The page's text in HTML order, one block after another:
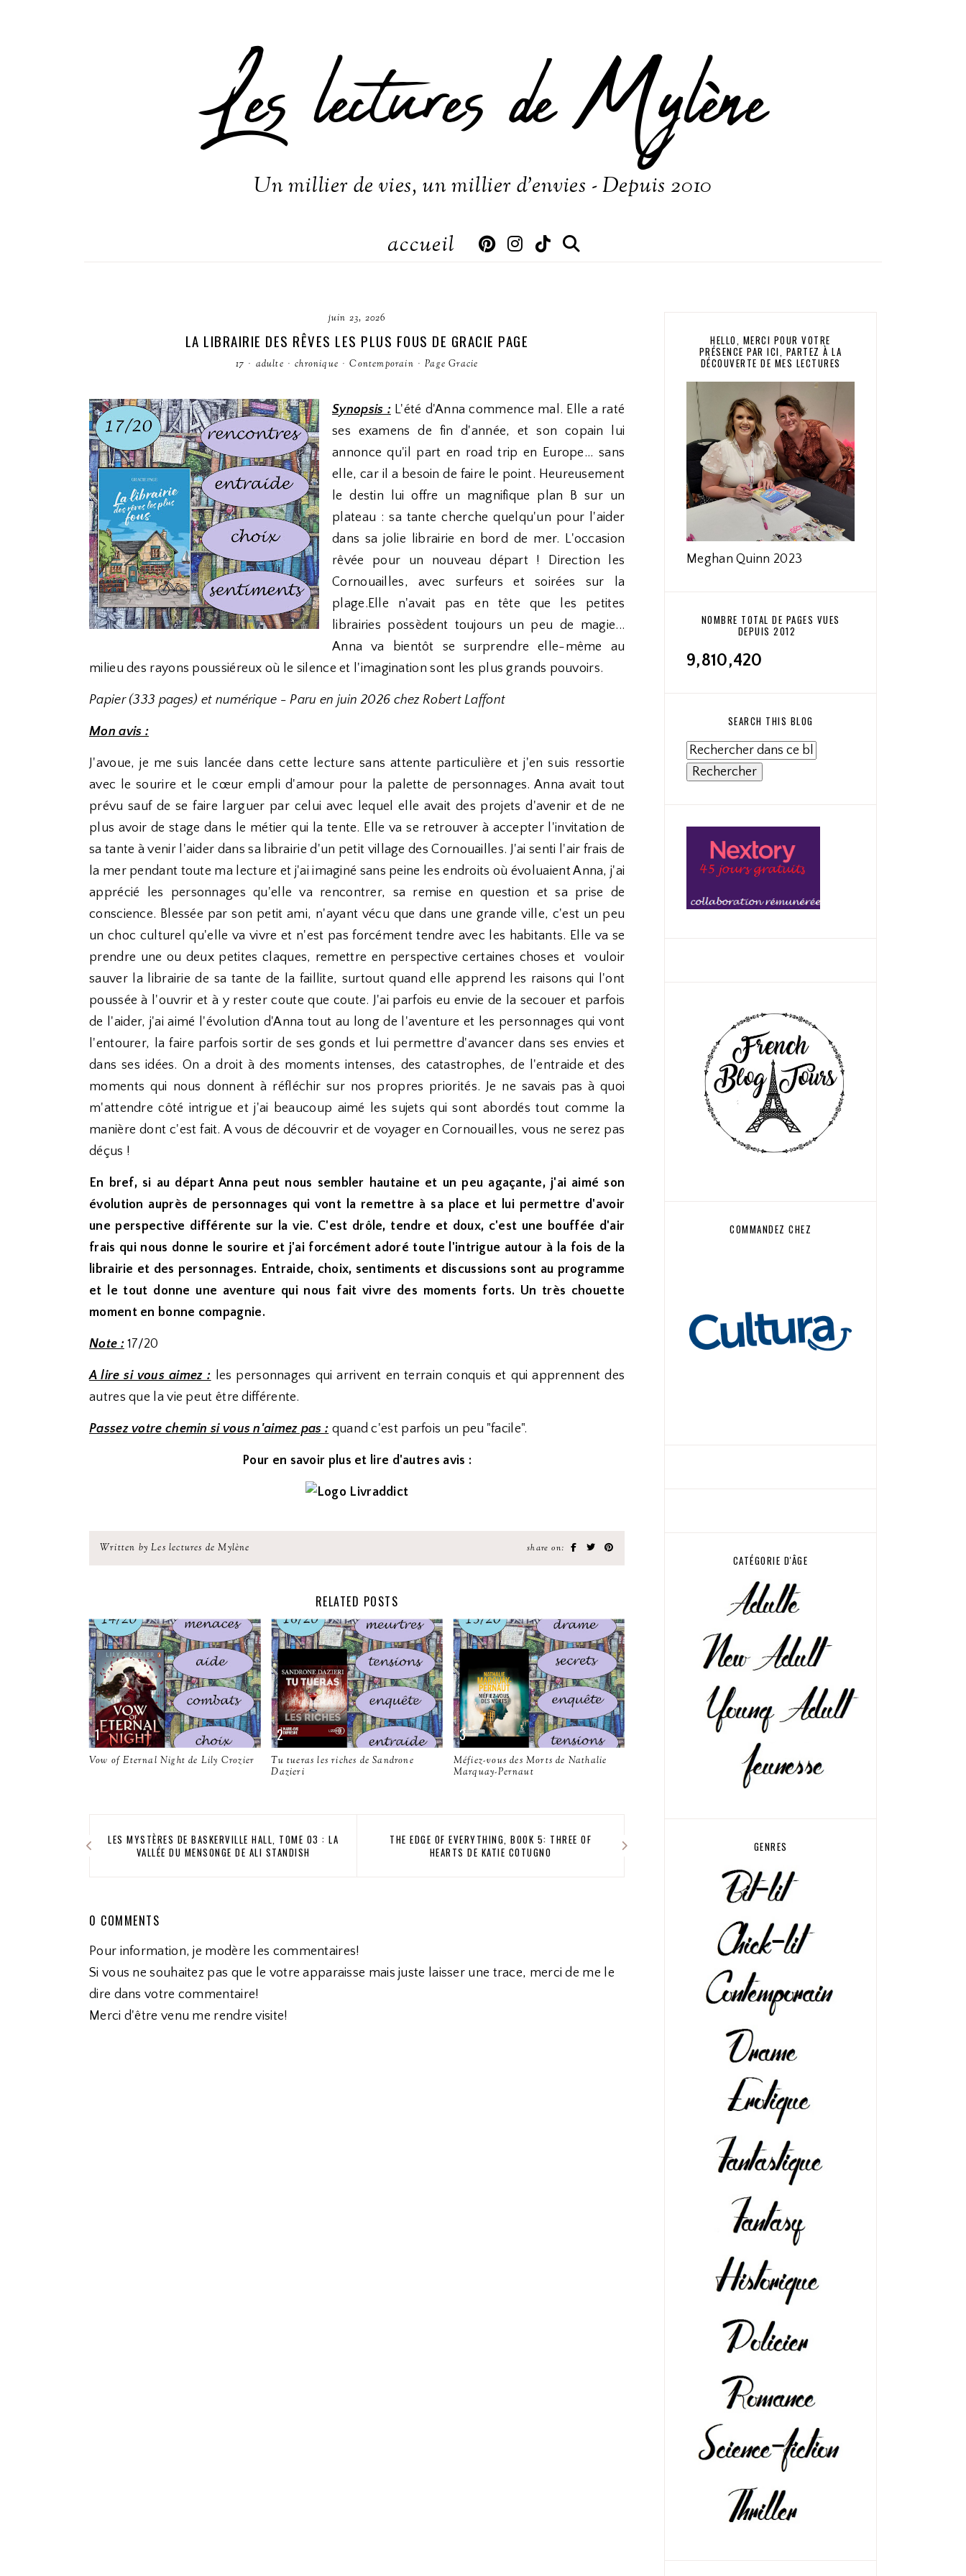
Les lectures de Mylène
Un millier de vies, un millier d'envies - Depuis 2010
accueil
juin 23, 2026
LA LIBRAIRIE DES RÊVES LES PLUS FOUS DE GRACIE PAGE
17 · adulte · chronique · Contemporain · Page Gracie
Synopsis :L'été d'Anna commence mal. Elle a raté
ses examens de fin d'année, et son copain lui
annonce qu'il part en road trip en Europe... sans
elle, car il a besoin de faire le point. Heureusement
le destin lui offre un magnifique plan B sur un
plateau : sa tante cherche quelqu'un pour l'aider
dans sa jolie librairie en bord de mer. L'occasion
rêvée pour un nouveau départ ! Direction les
Cornouailles, avec surfeurs et soirées sur la
plage.Elle n'avait pas en tête que les petites
librairies possèdent toujours un peu de magie...
Anna va bientôt se surprendre elle-même au
milieu des rayons poussiéreux où le silence et l'imagination sont les plus grands pouvoirs.
Papier (333 pages) et numérique - Paru en juin 2026 chez Robert Laffont
Mon avis :
J'avoue, je me suis lancée dans cette lecture sans attente particulière et j'en suis ressortie
avec le sourire et le cœur empli d'amour pour la palette de personnages. Anna avait tout
prévu sauf de se faire larguer par celui avec lequel elle avait des projets d'avenir et de ne
plus avoir de stage dans le métier qui la tente. Elle va se retrouver à accepter l'invitation de
sa tante à venir l'aider dans sa librairie d'un petit village des Cornouailles. J'ai senti l'air frais de
la mer pendant toute ma lecture et j'ai imaginé sans peine les endroits où évoluaient Anna, j'ai
apprécié les personnages qu'elle va rencontrer, sa remise en question et sa prise de
conscience. Blessée par son petit ami, n'ayant vécu que dans une grande ville, c'est un peu
un choc culturel qu'elle va vivre et n'est pas forcément tendre avec les habitants. Elle va se
prendre une ou deux petites claques, remettre en perspective certaines choses et vouloir
sauver la librairie de sa tante de la faillite, surtout quand elle apprend les raisons qui l'ont
poussée à l'ouvrir et à y rester coute que coute. J'ai parfois eu envie de la secouer et parfois
de l'aider, j'ai aimé l'évolution d'Anna tout au long de l'aventure et les personnages qui vont
l'entourer, la faire parfois sortir de ses gonds et lui permettre d'avancer dans ses envies et
dans ses idées. On a droit à des moments intenses, des catastrophes, de l'entraide et des
moments qui nous donnent à réfléchir sur nos propres priorités. Je ne savais pas à quoi
m'attendre côté intrigue et j'ai beaucoup aimé les sujets qui sont abordés tout comme la
manière dont c'est fait. A vous de découvrir et de voyager en Cornouailles, vous ne serez pas
déçus !
En bref, si au départ Anna peut nous sembler hautaine et un peu agaçante, j'ai aimé son
évolution auprès de personnages qui vont la remettre à sa place et lui permettre d'avoir
une perspective différente sur la vie. C'est drôle, tendre et doux, c'est une bouffée d'air
frais qui nous donne le sourire et j'ai forcément adoré toute l'intrigue autour à la fois de la
librairie et des personnages. Entraide, choix, sentiments et discussions sont au programme
et le tout donne une aventure qui nous fait vivre des moments forts. Un très chouette
moment en bonne compagnie.
Note :17/20
A lire si vous aimez : les personnages qui arrivent en terrain conquis et qui apprennent des
autres que la vie peut être différente.
Passez votre chemin si vous n'aimez pas : quand c'est parfois un peu "facile".
Pour en savoir plus et lire d'autres avis :
Written by Les lectures de Mylène share on:
RELATED POSTS
Vow of Eternal Night de Lily Crozier
Tu tueras les riches de Sandrone
Dazieri
Méfiez-vous des Morts de Nathalie
Marquay-Pernaut
LES MYSTÈRES DE BASKERVILLE HALL, TOME 03 : LA
VALLÉE DU MENSONGE DE ALI STANDISH
THE EDGE OF EVERYTHING, BOOK 5: THREE OF
HEARTS DE KATIE COTUGNO
0 COMMENTS
Pour information, je modère les commentaires!
Si vous ne souhaitez pas que le votre apparaisse mais juste laisser une trace, merci de me le
dire dans votre commentaire!
Merci d'être venu me rendre visite!
HELLO, MERCI POUR VOTRE
PRÉSENCE PAR ICI, PARTEZ À LA
DÉCOUVERTE DE MES LECTURES
Meghan Quinn 2023
NOMBRE TOTAL DE PAGES VUES
DEPUIS 2012
9,810,420
SEARCH THIS BLOG
COMMANDEZ CHEZ
CATÉGORIE D'ÂGE
GENRES